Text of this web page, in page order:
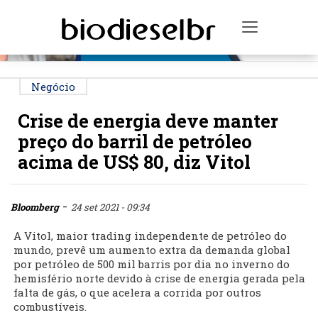
Toggle
Negócio
Crise de energia deve manter
preço do barril de petróleo
acima de US$ 80, diz Vitol
Bloomberg- 24 set 2021 - 09:34
A Vitol, maior trading independente de petróleo do
mundo, prevê um aumento extra da demanda global
por petróleo de 500 mil barris por dia no inverno do
hemisfério norte devido à crise de energia gerada pela
falta de gás, o que acelera a corrida por outros
combustíveis.